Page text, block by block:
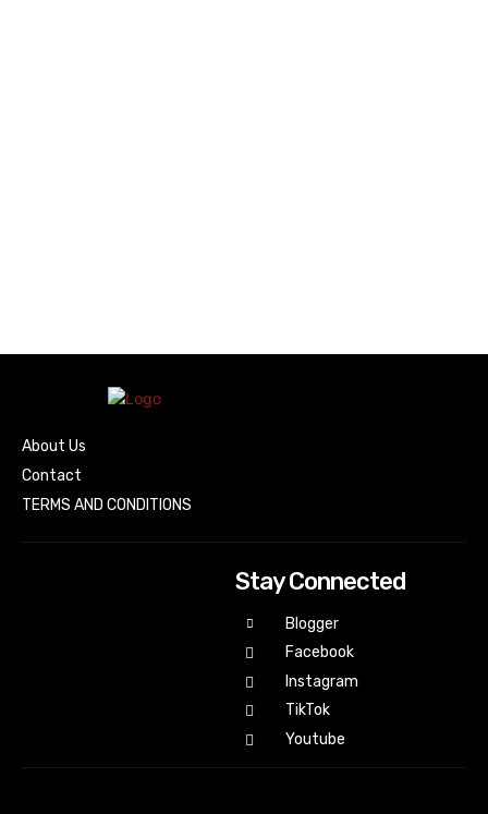
About Us
Contact
TERMS AND CONDITIONS
Stay Connected
Blogger
Facebook
Instagram
TikTok
Youtube